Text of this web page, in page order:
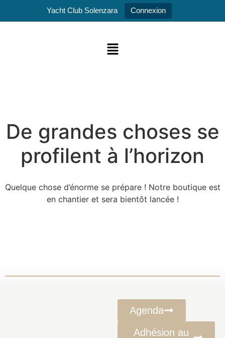
Yacht Club Solenzara Connexion
De grandes choses se
profilent à l’horizon
Quelque chose d’énorme se prépare ! Notre boutique est
en chantier et sera bientôt lancée !
Agenda
Adhésion au